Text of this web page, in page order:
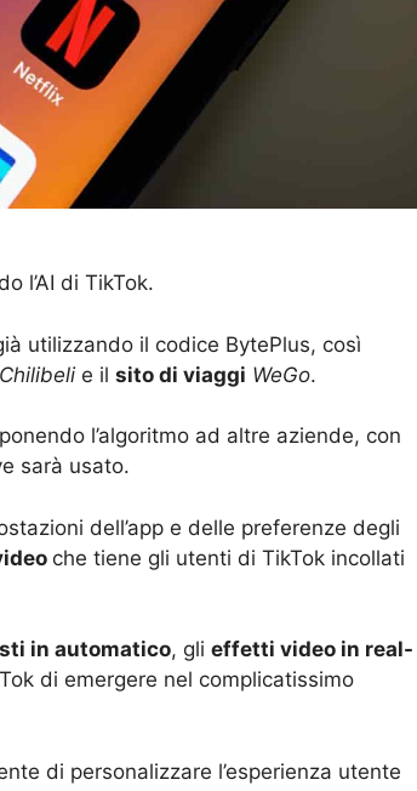
l’AI di TikTok.
utilizzando il codice BytePlus, così
Chilibeli e il sito di viaggi WeGo.
l’algoritmo ad altre aziende, con
sarà usato.
dell’app e delle preferenze degli
che tiene gli utenti di TikTok incollati
in automatico, gli effetti video in real-
di emergere nel complicatissimo
di personalizzare l’esperienza utente